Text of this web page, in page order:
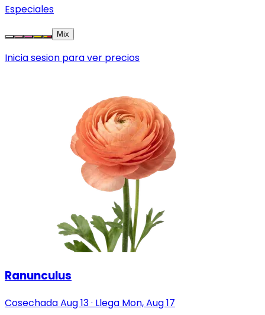
Especiales
Mix
Inicia sesion para ver precios
Ranunculus
CosechadaAug 13· Llega Mon, Aug 17